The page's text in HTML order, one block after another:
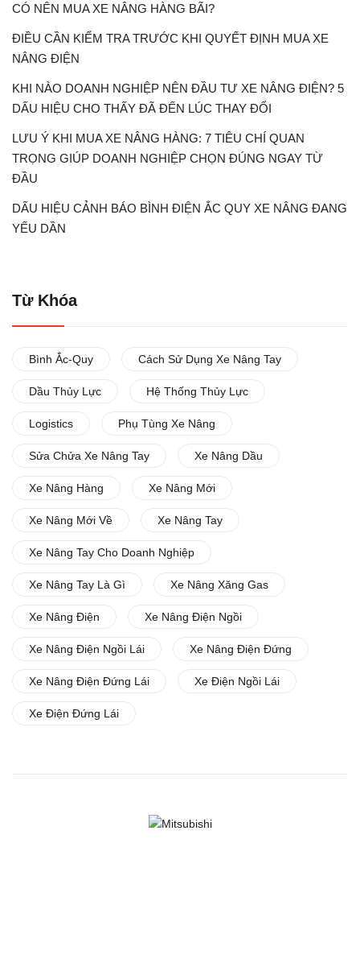
CÓ NÊN MUA XE NÂNG HÀNG BÃI?
ĐIỀU CẦN KIỂM TRA TRƯỚC KHI QUYẾT ĐỊNH MUA XE
NÂNG ĐIỆN
KHI NÀO DOANH NGHIỆP NÊN ĐẦU TƯ XE NÂNG ĐIỆN? 5
DẤU HIỆU CHO THẤY ĐÃ ĐẾN LÚC THAY ĐỔI
LƯU Ý KHI MUA XE NÂNG HÀNG: 7 TIÊU CHÍ QUAN
TRỌNG GIÚP DOANH NGHIỆP CHỌN ĐÚNG NGAY TỪ
ĐẦU
DẤU HIỆU CẢNH BÁO BÌNH ĐIỆN ẮC QUY XE NÂNG ĐANG
YẾU DẦN
Từ Khóa
Bình Ắc-Quy Cách Sử Dụng Xe Nâng Tay
Dầu Thủy Lực Hệ Thống Thủy Lực
Logistics Phụ Tùng Xe Nâng
Sửa Chửa Xe Nâng Tay Xe Nâng Dầu
Xe Nâng Hàng Xe Nâng Mới
Xe Nâng Mới Về Xe Nâng Tay
Xe Nâng Tay Cho Doanh Nghiệp
Xe Nâng Tay Là Gì Xe Nâng Xăng Gas
Xe Nâng Điện Xe Nâng Điện Ngồi
Xe Nâng Điện Ngồi Lái Xe Nâng Điện Đứng
Xe Nâng Điện Đứng Lái Xe Điện Ngồi Lái
Xe Điện Đứng Lái